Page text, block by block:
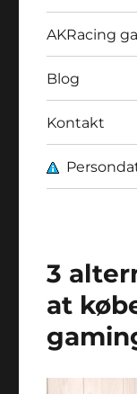
AKRacing
Blog
Kontakt
3
at